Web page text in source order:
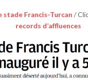
stade Francis-Turcan /
records d’affluences